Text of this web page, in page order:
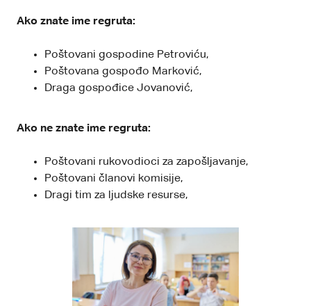
Ako znate ime regruta:
Poštovani gospodine Petroviću,
Poštovana gospođo Marković,
Draga gospođice Jovanović,
Ako ne znate ime regruta:
Poštovani rukovodioci za zapošljavanje,
Poštovani članovi komisije,
Dragi tim za ljudske resurse,